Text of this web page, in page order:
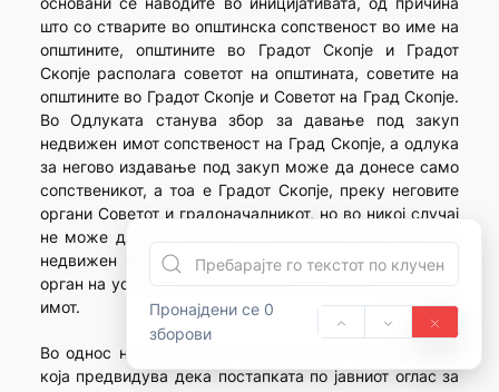
Пронајдени се 0
зборови
што со стварите во општинска сопственост во име на
општините, општините во Градот Скопје и Градот
Скопје располага советот на општината, советите на
општините во Градот Скопје и Советот на Град Скопје.
Во Одлуката станува збор за давање под закуп
недвижен имот сопственост на Град Скопје, а одлука
за негово издавање под закуп може да донесе само
сопственикот, а тоа е Градот Скопје, преку неговите
органи Советот и градоначалникот, но во никој случај
не може да носи одлука за издавање под закуп на
недвижен имот кој е сопственост на Градот Скопје,
орган на установа кој не е сопственик на недвижниот
имот.
Во однос на оспорениот член 9 став 3 од Одлуката
која предвидува дека постапката по јавниот оглас за